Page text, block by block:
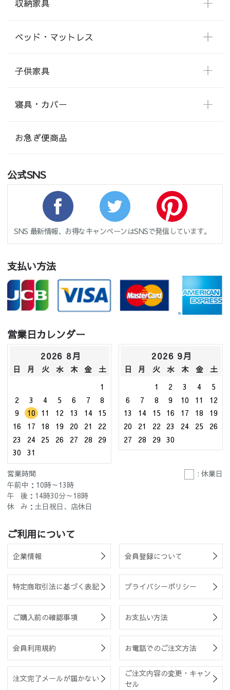
収納家具
ベッド・マットレス
子供家具
寝具・カバー
お急ぎ便商品
公式SNS
SNS 最新情報、お得なキャンペーンはSNSで発信しています。
支払い方法
営業日カレンダー
2026 8月
日 月 火 水 木 金
土
1
2
3 4 5 6 7
8
9
10 11 12 13 14
15
16
17 18 19 20 21
22
23
24 25 26 27 28
29
30
31
2026 9月
日 月 火 水 木 金
土
1
2 3 4
5
6
7 8 9 10 11
12
13
14 15 16 17 18
19
20
21 22 23 24 25
26
27
28 29 30
営業時間
: 休業日
午前中：10時～13時
午 後：14時30分～18時
休 み：土日祝日、店休日
ご利用について
企業情報 会員登録について
特定商取引法に基づく表記 プライバシーポリシー
ご購入前の確認事項 お支払い方法
会員利用規約 お電話でのご注文方法
注文完了メールが届かない
ご注文内容の変更・キャン
セル